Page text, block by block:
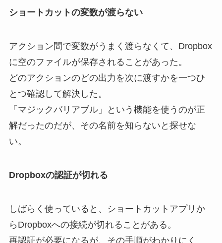
ショートカットの変数が渡らない
アクション間で変数がうまく渡らなくて、Dropbox
に空のファイルが保存されることがあった。
どのアクションのどの出力を次に渡すかを一つひ
とつ確認して解決した。
「マジックバリアブル」という機能を使うのが正
解だったのだが、その名前を知らないと探せな
い。
Dropboxの認証が切れる
しばらく使っていると、ショートカットアプリか
らDropboxへの接続が切れることがある。
再認証が必要になるが、その手順がわかりにく